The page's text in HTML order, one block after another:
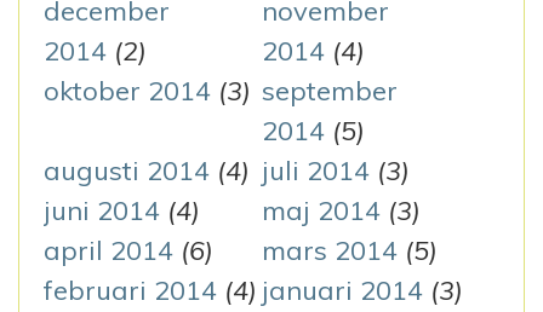
december
2014 (2)
november
2014 (4)
oktober 2014 (3) september
2014 (5)
augusti 2014 (4) juli 2014 (3)
juni 2014 (4) maj 2014 (3)
april 2014 (6) mars 2014 (5)
februari 2014 (4) januari 2014 (3)